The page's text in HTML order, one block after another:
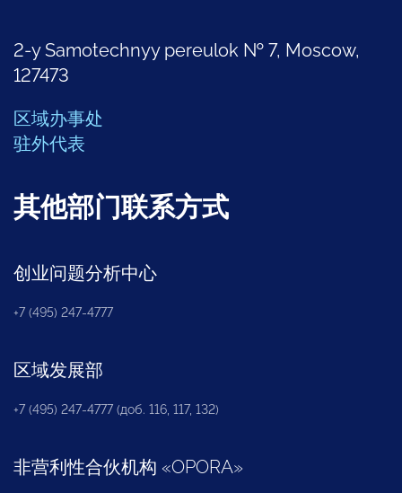
2-y Samotechnyy pereulok № 7, Moscow,
127473
区域办事处
驻外代表
其他部门联系方式
创业问题分析中心
+7 (495) 247-4777
区域发展部
+7 (495) 247-4777 (доб. 116, 117, 132)
非营利性合伙机构 «OPORA»